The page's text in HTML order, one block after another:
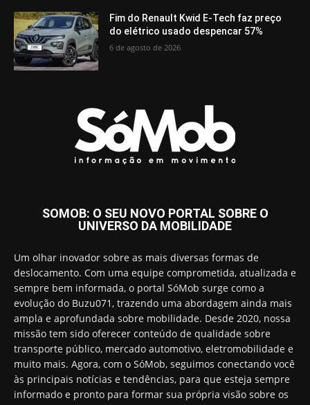
Fim do Renault Kwid E-Tech faz preço
do elétrico usado despencar 57%
6 de agosto de 2026
SOMOB: O SEU NOVO PORTAL SOBRE O
UNIVERSO DA MOBILIDADE
Um olhar inovador sobre as mais diversas formas de
deslocamento. Com uma equipe comprometida, atualizada e
sempre bem informada, o portal SóMob surge como a
evolução do Buzu071, trazendo uma abordagem ainda mais
ampla e aprofundada sobre mobilidade. Desde 2020, nossa
missão tem sido oferecer conteúdo de qualidade sobre
transporte público, mercado automotivo, eletromobilidade e
muito mais. Agora, com o SóMob, seguimos conectando você
às principais notícias e tendências, para que esteja sempre
informado e pronto para formar sua própria visão sobre os